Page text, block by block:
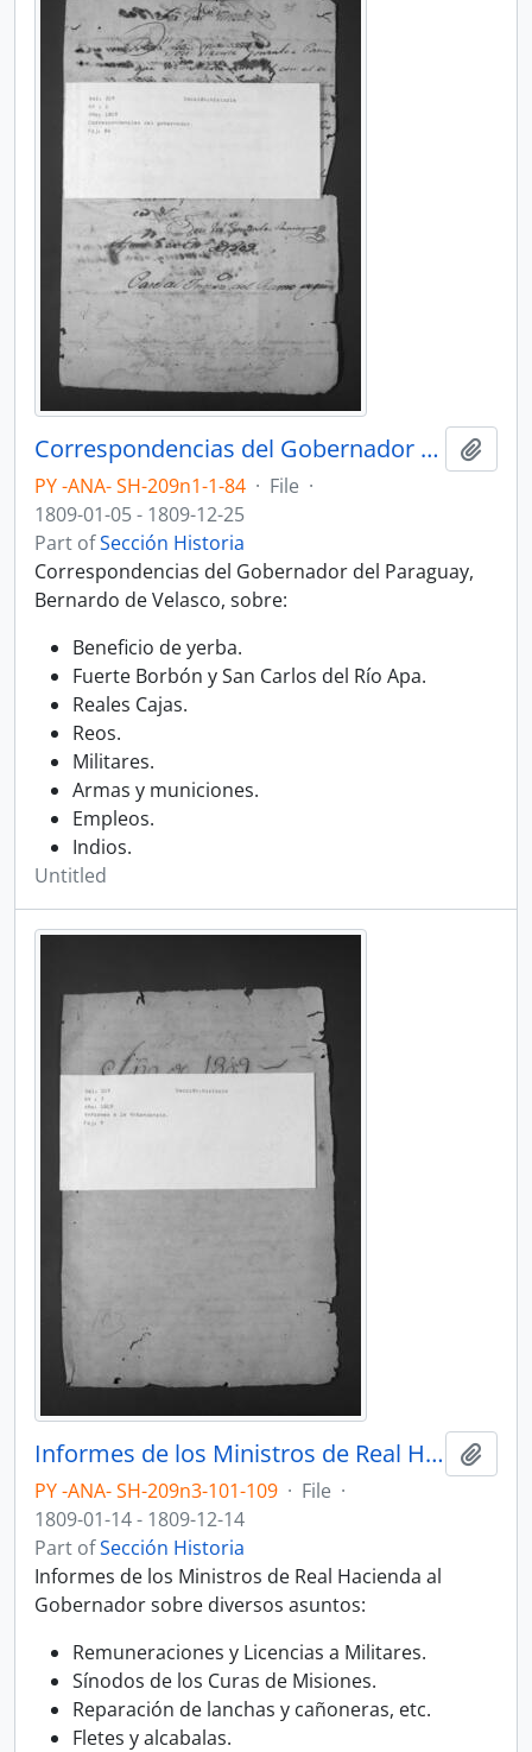
Correspondencias del Gobernador del Paraguay, Bernardo de Velasco.
PY -ANA- SH-209n1-1-84 · File ·
1809-01-05 - 1809-12-25
Part ofSección Historia
Correspondencias del Gobernador del Paraguay,
Bernardo de Velasco, sobre:
Beneficio de yerba.
Fuerte Borbón y San Carlos del Río Apa.
Reales Cajas.
Reos.
Militares.
Armas y municiones.
Empleos.
Indios.
Untitled
Informes de los Ministros de Real Hacienda al Gobernador sobre diversos asuntos.
PY -ANA- SH-209n3-101-109 · File ·
1809-01-14 - 1809-12-14
Part ofSección Historia
Informes de los Ministros de Real Hacienda al
Gobernador sobre diversos asuntos:
Remuneraciones y Licencias a Militares.
Sínodos de los Curas de Misiones.
Reparación de lanchas y cañoneras, etc.
Fletes y alcabalas.